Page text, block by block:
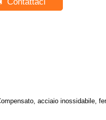
acciaio inossidabile,